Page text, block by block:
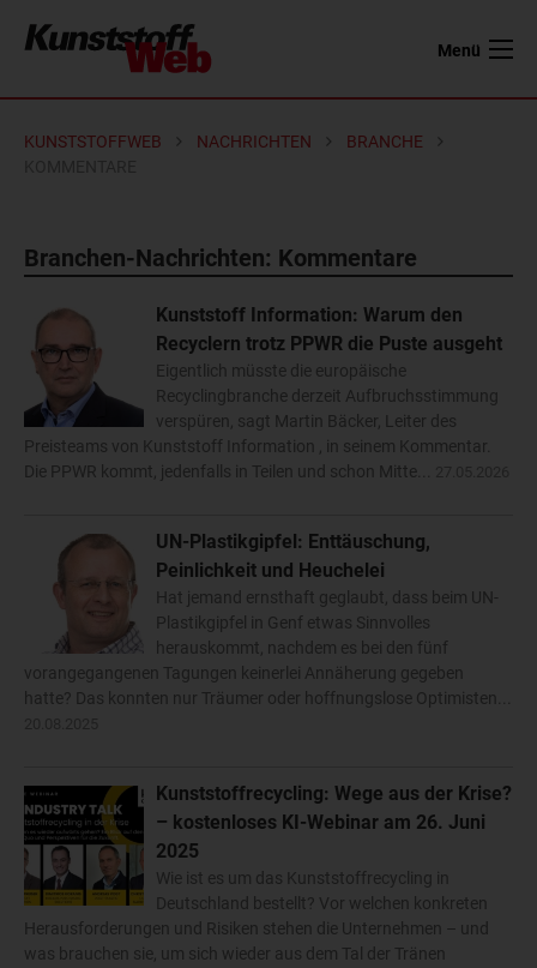
Menü
KUNSTSTOFFWEB NACHRICHTEN
BRANCHE
Branchen-Nachrichten: Kommentare
Kunststoff Information: Warum den
Recyclern trotz PPWR die Puste ausgeht
Eigentlich müsste die europäische
Recyclingbranche derzeit Aufbruchsstimmung
verspüren, sagt Martin Bäcker, Leiter des
Preisteams von Kunststoff Information , in seinem Kommentar.
Die PPWR kommt, jedenfalls in Teilen und schon Mitte...
UN-Plastikgipfel: Enttäuschung,
Peinlichkeit und Heuchelei
Hat jemand ernsthaft geglaubt, dass beim UN-
Plastikgipfel in Genf etwas Sinnvolles
herauskommt, nachdem es bei den fünf
vorangegangenen Tagungen keinerlei Annäherung gegeben
hatte? Das konnten nur Träumer oder hoffnungslose Optimisten...
Kunststoffrecycling: Wege aus der Krise?
– kostenloses KI-Webinar am 26. Juni
2025
Wie ist es um das Kunststoffrecycling in
Deutschland bestellt? Vor welchen konkreten
Herausforderungen und Risiken stehen die Unternehmen – und
was brauchen sie, um sich wieder aus dem Tal der Tränen